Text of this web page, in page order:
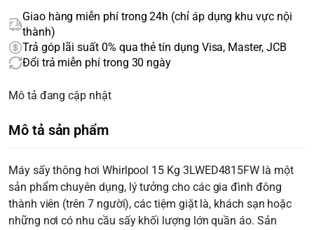
Giao hàng miễn phí trong 24h (chỉ áp dụng khu vực nội
thành)
Trả góp lãi suất 0% qua thẻ tín dụng Visa, Master, JCB
Đổi trả miễn phí trong 30 ngày
Mô tả đang cập nhật
Mô tả sản phẩm
Máy sấy thông hơi Whirlpool 15 Kg 3LWED4815FW là một
sản phẩm chuyên dụng, lý tưởng cho các gia đình đông
thành viên (trên 7 người), các tiệm giặt là, khách sạn hoặc
những nơi có nhu cầu sấy khối lượng lớn quần áo. Sản